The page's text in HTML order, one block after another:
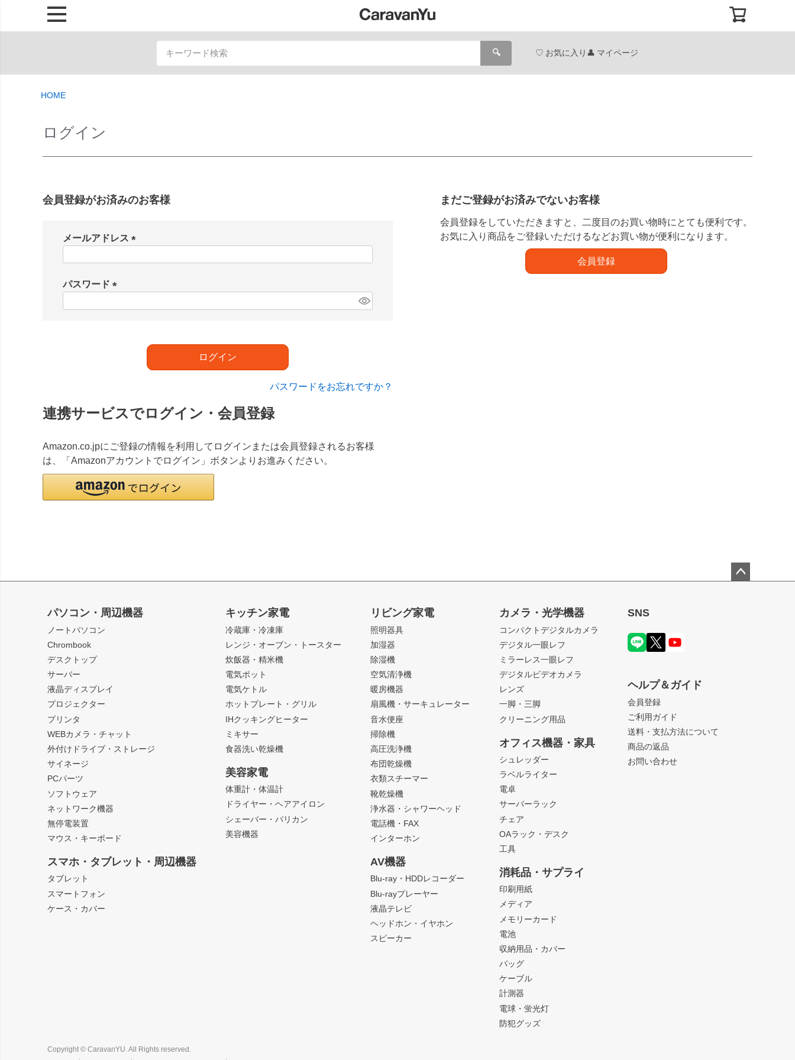
🔍 お気に入り マイページ
HOME
ログイン
会員登録がお済みのお客様
メールアドレス
パスワード
ログイン
パスワードをお忘れですか？
連携サービスでログイン・会員登録
Amazon.co.jpにご登録の情報を利用してログインまたは会員登録されるお客様
は、「Amazonアカウントでログイン」ボタンよりお進みください。
まだご登録がお済みでないお客様
会員登録をしていただきますと、二度目のお買い物時にとても便利です。
お気に入り商品をご登録いただけるなどお買い物が便利になります。
会員登録
パソコン・周辺機器
ノートパソコン
Chrombook
デスクトップ
サーバー
液晶ディスプレイ
プロジェクター
プリンタ
WEBカメラ・チャット
外付けドライブ・ストレージ
サイネージ
PCパーツ
ソフトウェア
ネットワーク機器
無停電装置
マウス・キーボード
スマホ・タブレット・周辺機器
タブレット
スマートフォン
ケース・カバー
キッチン家電
冷蔵庫・冷凍庫
レンジ・オーブン・トースター
炊飯器・精米機
電気ポット
電気ケトル
ホットプレート・グリル
IHクッキングヒーター
ミキサー
食器洗い乾燥機
美容家電
体重計・体温計
ドライヤー・ヘアアイロン
シェーバー・バリカン
美容機器
リビング家電
照明器具
加湿器
除湿機
空気清浄機
暖房機器
扇風機・サーキュレーター
音水便座
掃除機
高圧洗浄機
布団乾燥機
衣類スチーマー
靴乾燥機
浄水器・シャワーヘッド
電話機・FAX
インターホン
AV機器
Blu-ray・HDDレコーダー
Blu-rayプレーヤー
液晶テレビ
ヘッドホン・イヤホン
スピーカー
カメラ・光学機器
コンパクトデジタルカメラ
デジタル一眼レフ
ミラーレス一眼レフ
デジタルビデオカメラ
レンズ
一脚・三脚
クリーニング用品
オフィス機器・家具
シュレッダー
ラベルライター
電卓
サーバーラック
チェア
OAラック・デスク
工具
消耗品・サプライ
印刷用紙
メディア
メモリーカード
電池
収納用品・カバー
バッグ
ケーブル
計測器
電球・蛍光灯
防犯グッズ
SNS
ヘルプ＆ガイド
会員登録
ご利用ガイド
送料・支払方法について
商品の返品
お問い合わせ
Copyright © CaravanYU. All Rights reserved.